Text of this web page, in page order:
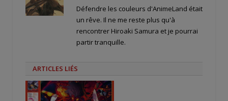
Défendre les couleurs d'AnimeLand était
un rêve. Il ne me reste plus qu'à
rencontrer Hiroaki Samura et je pourrai
partir tranquille.
ARTICLES LIÉS